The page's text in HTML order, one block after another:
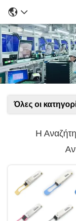
Όλες οι
Η